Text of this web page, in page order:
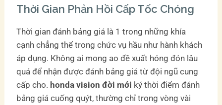
Thời Gian Phản Hồi Cấp Tốc Chóng
Thời gian đánh bảng giá là 1 trong những khía
cạnh chẳng thể trong chức vụ hầu như hành khách
áp dụng. Không ai mong ao đề xuất hóng đón lâu
quá để nhận được đánh bảng giá từ đội ngũ cung
cấp cho. honda vision đời mới ký thời điểm đánh
bảng giá cuống quýt, thường chỉ trong vòng vài